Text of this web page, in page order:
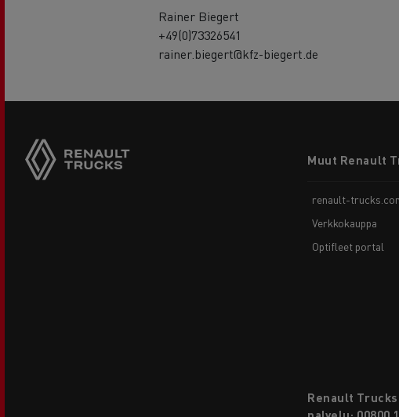
Rainer Biegert
+49(0)73326541
rainer.biegert@kfz-biegert.de
menuMuut Renault
renault-
Verkkokauppa
Optifleet portal
Renault